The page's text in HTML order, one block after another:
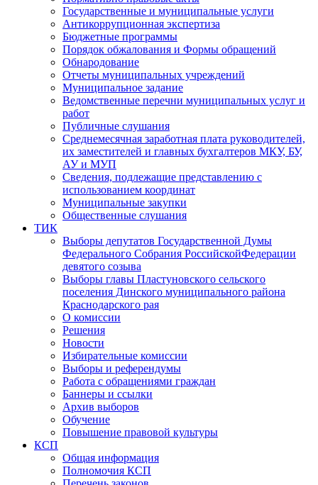
Государственные и муниципальные услуги
Антикоррупционная экспертиза
Бюджетные программы
Порядок обжалования и Формы обращений
Обнародование
Отчеты муниципальных учреждений
Муниципальное задание
Ведомственные перечни муниципальных услуг и
работ
Публичные слушания
Среднемесячная заработная плата руководителей,
их заместителей и главных бухгалтеров МКУ, БУ,
АУ и МУП
Сведения, подлежащие представлению с
использованием координат
Муниципальные закупки
Общественные слушания
ТИК
Выборы депутатов Государственной Думы
Федерального Собрания РоссийскойФедерации
девятого созыва
Выборы главы Пластуновского сельского
поселения Динского муниципального района
Краснодарского рая
О комиссии
Решения
Новости
Избирательные комиссии
Выборы и референдумы
Работа с обращениями граждан
Баннеры и ссылки
Архив выборов
Обучение
Повышение правовой культуры
КСП
Общая информация
Полномочия КСП